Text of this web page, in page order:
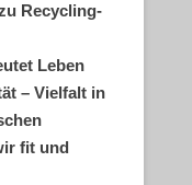
Recycling-
Leben
– Vielfalt in
fit und